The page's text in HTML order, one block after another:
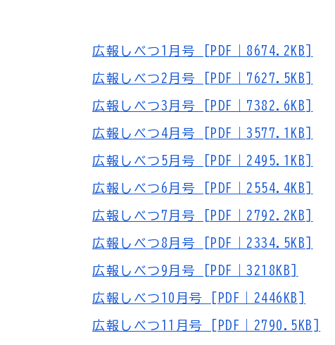
広報しべつ1月号 [PDF｜8674.2KB]
広報しべつ2月号 [PDF｜7627.5KB]
広報しべつ3月号 [PDF｜7382.6KB]
広報しべつ4月号 [PDF｜3577.1KB]
広報しべつ5月号 [PDF｜2495.1KB]
広報しべつ6月号 [PDF｜2554.4KB]
広報しべつ7月号 [PDF｜2792.2KB]
広報しべつ8月号 [PDF｜2334.5KB]
広報しべつ9月号 [PDF｜3218KB]
広報しべつ10月号 [PDF｜2446KB]
広報しべつ11月号 [PDF｜2790.5KB]